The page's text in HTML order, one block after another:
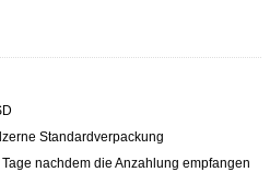
Standardverpackung
nachdem die Anzahlung empfangen